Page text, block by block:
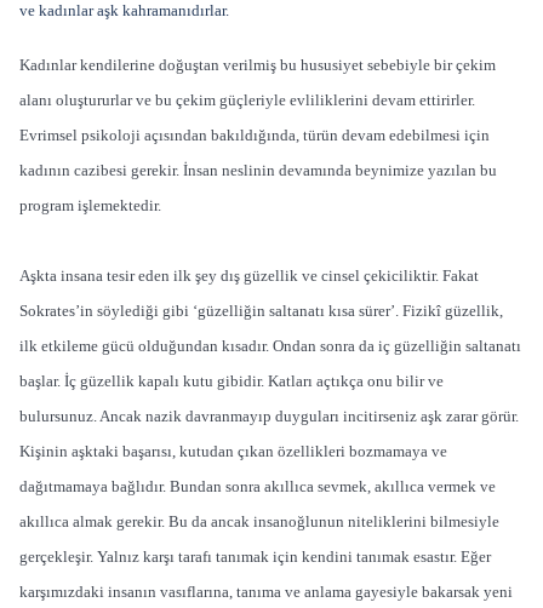
ve kadınlar aşk kahramanıdırlar.
Kadınlar kendilerine doğuştan verilmiş bu hususiyet sebebiyle bir çekim
alanı oluştururlar ve bu çekim güçleriyle evliliklerini devam ettirirler.
Evrimsel psikoloji açısından bakıldığında, türün devam edebilmesi için
kadının cazibesi gerekir. İnsan neslinin devamında beynimize yazılan bu
program işlemektedir.
Aşkta insana tesir eden ilk şey dış güzellik ve cinsel çekiciliktir. Fakat
Sokrates’in söylediği gibi ‘güzelliğin saltanatı kısa sürer’. Fizikî güzellik,
ilk etkileme gücü olduğundan kısadır. Ondan sonra da iç güzelliğin saltanatı
başlar. İç güzellik kapalı kutu gibidir. Katları açtıkça onu bilir ve
bulursunuz. Ancak nazik davranmayıp duyguları incitirseniz aşk zarar görür.
Kişinin aşktaki başarısı, kutudan çıkan özellikleri bozmamaya ve
dağıtmamaya bağlıdır. Bundan sonra akıllıca sevmek, akıllıca vermek ve
akıllıca almak gerekir. Bu da ancak insanoğlunun niteliklerini bilmesiyle
gerçekleşir. Yalnız karşı tarafı tanımak için kendini tanımak esastır. Eğer
karşımızdaki insanın vasıflarına, tanıma ve anlama gayesiyle bakarsak yeni